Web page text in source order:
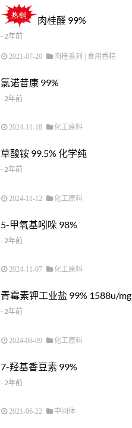
肉桂醛 99%
- 2年前
2021-07-20 肉桂系列 | 食用香精
氯诺昔康 99%
- 2年前
2024-11-18 化工原料
草酸铵 99.5% 化学纯
- 2年前
2024-11-12 化工原料
5-甲氧基吲哚 98%
- 2年前
2024-11-07 化工原料
青霉素钾工业盐 99% 1588u/mg
- 2年前
2024-08-09 化工原料
7-羟基香豆素 99%
- 2年前
2021-06-22 中间体